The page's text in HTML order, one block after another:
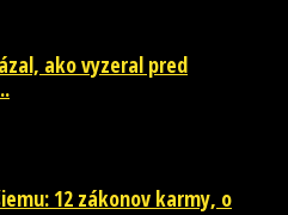
ako vyzeral pred
12 zákonov karmy, o